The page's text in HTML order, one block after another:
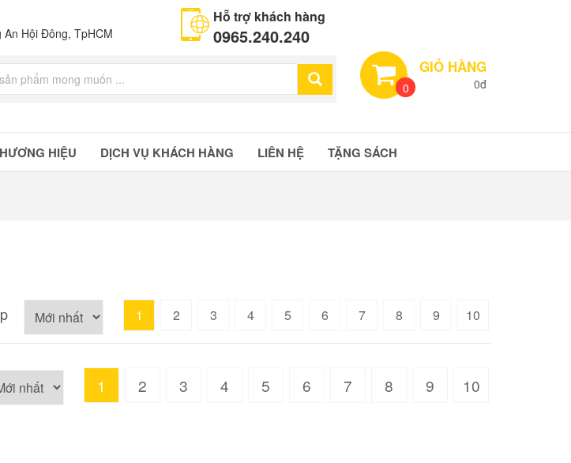
Hội Đông, TpHCM
Hỗ trợ khách hàng
0965.240.240
0
GIỎ HÀNG
0đ
HIỆU DỊCH VỤ KHÁCH HÀNG LIÊN HỆ TẶNG SÁCH